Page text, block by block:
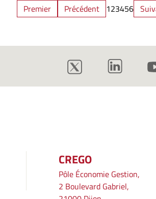
Premier
Précédent 123456
CREGO
Pôle Économie Gestion,
2 Boulevard Gabriel,